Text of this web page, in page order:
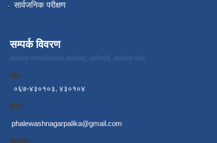
सार्वजनिक परीक्षण
सम्पर्क विवरण
फलेवास नगरपालिकाको कार्यालय, खानिगाउँ, फलेवास पर्बत
फोन:
०६७-४३०१०३, ४३०१०४
इमेल:
phalewashnagarpalika@gmail.com
वेबसाइट: